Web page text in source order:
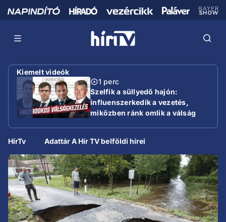
Kiemelt videók
1 perc
Szelfik a süllyedő hajón:
influenszerkedik a vezetés,
miközben ránk omlik a válság
HírTv Adattár A Hír TV belföldi hírei